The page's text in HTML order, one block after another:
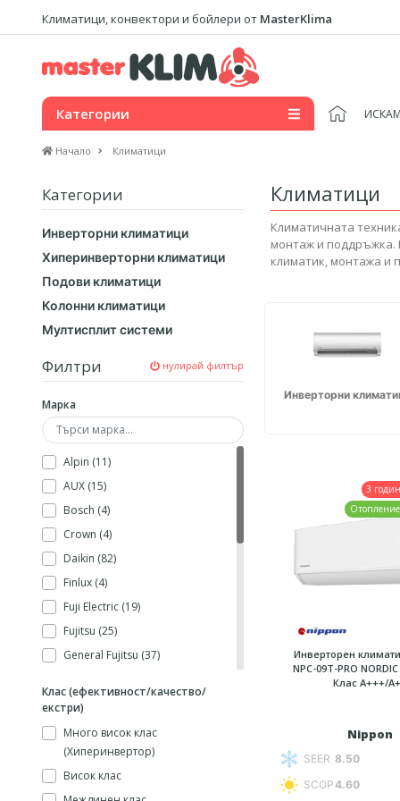
Климатици, конвектори и бойлери от MasterKlima
Категории
Начало Климатици
Категории
Инверторни климатици
Хиперинверторни климатици
Подови климатици
Колонни климатици
Мултисплит системи
Филтри нулирай филтър
Марка
Alpin (11)
AUX (15)
Bosch (4)
Crown (4)
Daikin (82)
Finlux (4)
Fuji Electric (19)
Fujitsu (25)
General Fujitsu (37)
Hitachi (23)
Kaisai (4)
Midea (44)
Mitsubishi Electric (56)
Клас (ефективност/качество/
екстри)
Много висок клас
(Хиперинвертор)
Висок клас
Климатици
Климатичната
монтаж и поддръжка.
климатик, монтажа и
Инверторни
3
Инверторен
NPC-09T-PRO
Клас А+++/
Nippon
SEER 8.50
SCOP4.60